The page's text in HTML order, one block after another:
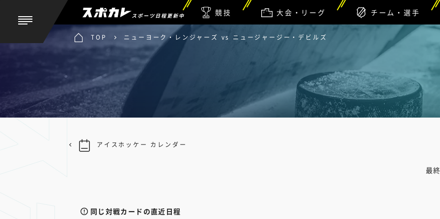
スポーツ日程更新中 競技 大会・リーグ チーム・選手
TOP ニューヨーク・レンジャーズ vs ニュージャージー・デビルズ
最
同じ対戦カードの直近日程
アイスホッケー カレンダー